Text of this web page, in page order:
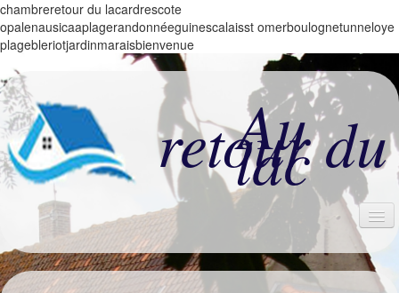
chambreretour du lacardrescote
opalenausicaaplagerandonnéeguinescalaisst omerboulognetunneloye
plagebleriotjardinmaraisbienvenue
Au
retour du
lac
ACCUEIL
LES CHAMBRES